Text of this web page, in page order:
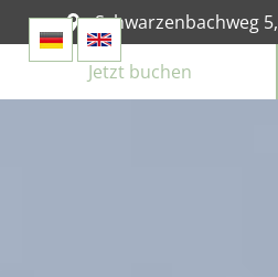
Schwarzenbachweg 5,
Jetzt buchen